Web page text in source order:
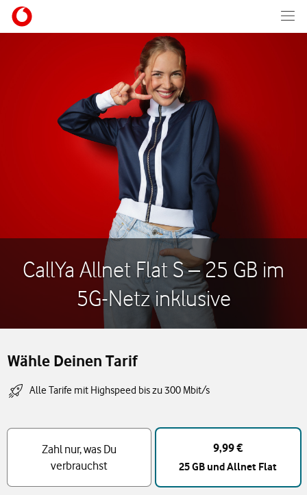
CallYa Allnet Flat S – 25 GB im
5G-Netz inklusive
Wähle Deinen Tarif
Alle Tarife mit Highspeed bis zu 300 Mbit/s
Zahl nur, was Du
verbrauchst
9,99 €
25 GB und Allnet Flat